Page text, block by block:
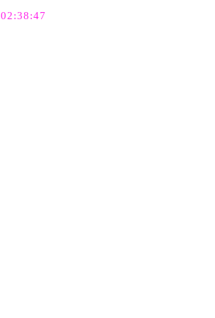
02:38:48